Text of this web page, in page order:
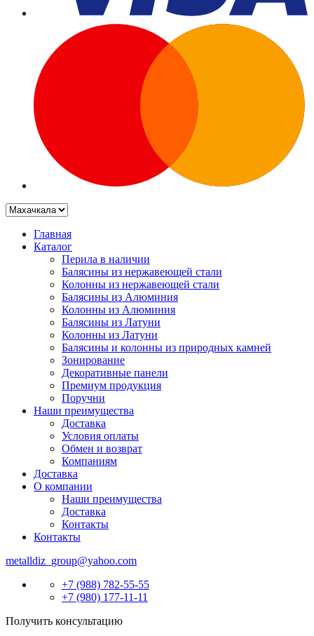
Главная
Каталог
Перила в наличии
Балясины из нержавеющей стали
Колонны из нержавеющей стали
Балясины из Алюминия
Колонны из Алюминия
Балясины из Латуни
Колонны из Латуни
Балясины и колонны из природных камней
Зонирование
Декоративные панели
Премиум продукция
Поручни
Наши преимущества
Доставка
Условия оплаты
Обмен и возврат
Компаниям
Доставка
О компании
Наши преимущества
Доставка
Контакты
Контакты
metalldiz_group@yahoo.com
+7 (988) 782-55-55
+7 (980) 177-11-11
Получить консультацию